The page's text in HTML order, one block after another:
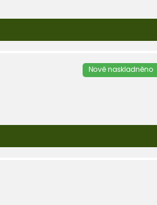
Nově naskladněno